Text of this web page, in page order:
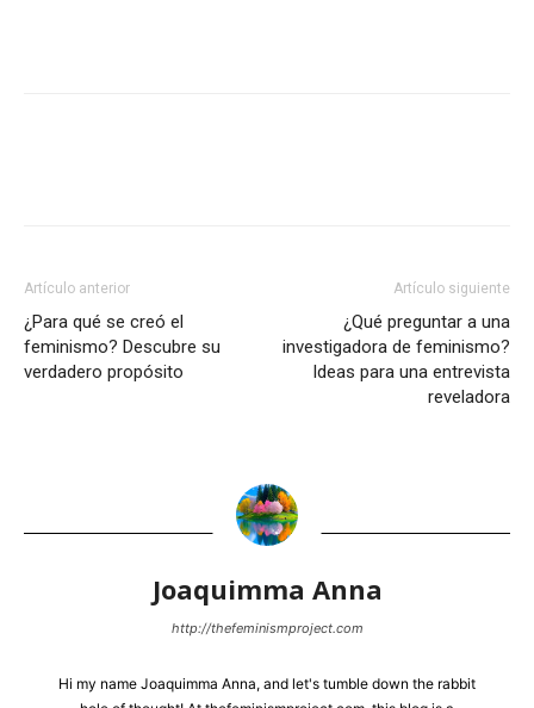
Artículo anterior
¿Para qué se creó el
feminismo? Descubre su
verdadero propósito
Artículo siguiente
¿Qué preguntar a una
investigadora de feminismo?
Ideas para una entrevista
reveladora
Joaquimma Anna
http://thefeminismproject.com
Hi my name Joaquimma Anna, and let's tumble down the rabbit